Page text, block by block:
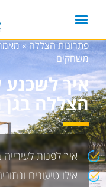
פתרונות הצללה»
משחקים
איך לשכנע
הצללה
איך לפנות
אילו טיעונים